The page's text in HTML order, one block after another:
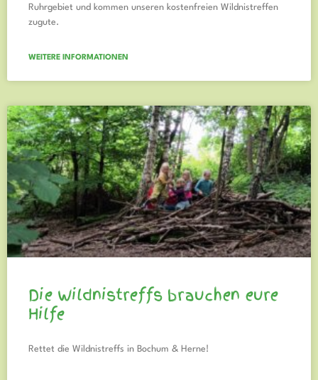
Ruhrgebiet und kommen unseren kostenfreien Wildnistreffen
zugute.
WEITERE INFORMATIONEN
Die Wildnistreffs brauchen eure
Hilfe
Rettet die Wildnistreffs in Bochum & Herne!